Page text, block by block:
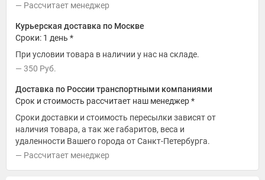
Рассчитает менеджер
Курьерская доставка по Москве
Сроки: 1 день *
При условии товара в наличии у нас на складе.
350 Руб.
Доставка по России транспортными компаниями
Срок и стоимость рассчитает наш менеджер *
Сроки доставки и стоимость пересылки зависят от
наличия товара, а так же габаритов, веса и
удаленности Вашего города от Санкт-Петербурга.
Рассчитает менеджер